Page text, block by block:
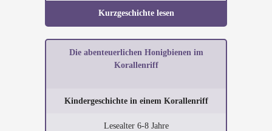
Kurzgeschichte lesen
Die abenteuerlichen Honigbienen im
Korallenriff
Kindergeschichte in einem Korallenriff
Lesealter 6-8 Jahre